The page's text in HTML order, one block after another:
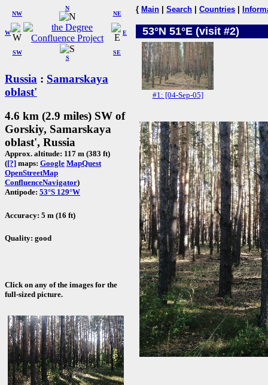
W
NW
N
NE
SW
S
SE
E
Russia : Samarskaya
oblast'
4.6 km (2.9 miles) SW of
Gorskiy, Samarskaya
oblast', Russia
Approx. altitude: 117 m (383 ft)
([?] maps: Google MapQuest
OpenStreetMap
ConfluenceNavigator)
Antipode: 53°S 129°W
Accuracy: 5 m (16 ft)
Quality: good
Click on any of the images for the
full-sized picture.
{ Main Search Countries
53°N 51°E (visit #2)
#1: [04-Sep-05]